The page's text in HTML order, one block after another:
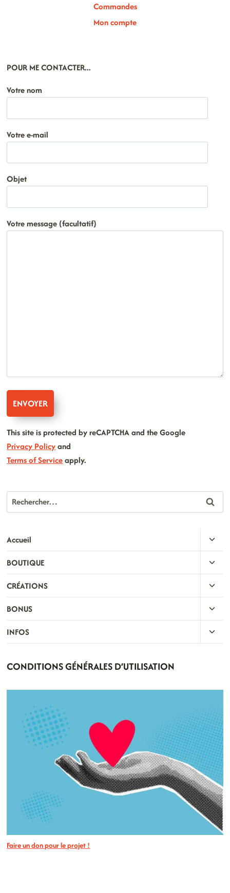
Commandes
Mon compte
POUR ME CONTACTER...
Votre nom
Votre e-mail
Objet
Votre message (facultatif)
This site is protected by reCAPTCHA and the Google
Privacy Policyand
Terms of Serviceapply.
Rechercher :
Accueil
LE
MENU
BOUTIQUE
LE
MENU
CRÉATIONS
LE
MENU
BONUS
LE
MENU
INFOS
LE
CONDITIONS GÉNÉRALES D’UTILISATION
Faire un don pour le projet !